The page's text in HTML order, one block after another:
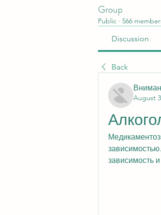
Group
Public · 566
Discussion
Back
August
зависимость